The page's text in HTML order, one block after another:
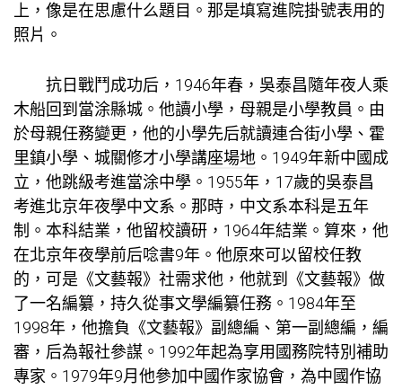
上，像是在思慮什么題目。那是填寫進院掛號表用的
照片。
抗日戰鬥成功后，1946年春，吳泰昌隨年夜人乘
木船回到當涂縣城。他讀小學，母親是小學教員。由
於母親任務變更，他的小學先后就讀連合街小學、霍
里鎮小學、城關修才小學講座場地 。1949年新中國成
立，他跳級考進當涂中學。1955年，17歲的吳泰昌
考進北京年夜學中文系。那時，中文系本科是五年
制。本科結業，他留校讀研，1964年結業。算來，他
在北京年夜學前后唸書9年。他原來可以留校任教
的，可是《文藝報》社需求他，他就到《文藝報》做
了一名編纂，持久從事文學編纂任務。1984年至
1998年，他擔負《文藝報》副總編、第一副總編，編
審，后為報社參謀。1992年起為享用國務院特別補助
專家。1979年9月他參加中國作家協會，為中國作協